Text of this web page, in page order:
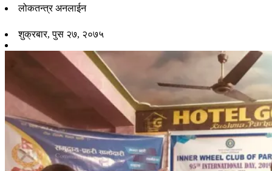
लोकतन्त्र अनलाईन
शुक्रबार, पुस २७, २०७५